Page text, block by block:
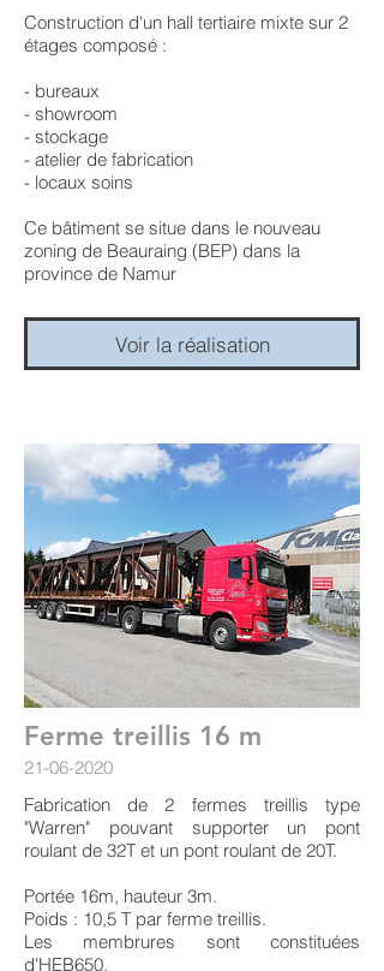
Construction d'un hall tertiaire mixte sur 2
étages composé :
- bureaux
- showroom
- stockage
- atelier de fabrication
- locaux soins
Ce bâtiment se situe dans le nouveau
zoning de Beauraing (BEP) dans la
province de Namur
Voir la réalisation
Ferme treillis 16 m
21-06-2020
Fabrication de 2 fermes treillis type
"Warren" pouvant supporter un pont
roulant de 32T et un pont roulant de 20T.
Portée 16m, hauteur 3m.
Poids : 10,5 T par ferme treillis.
Les membrures sont constituées
d'HEB650.